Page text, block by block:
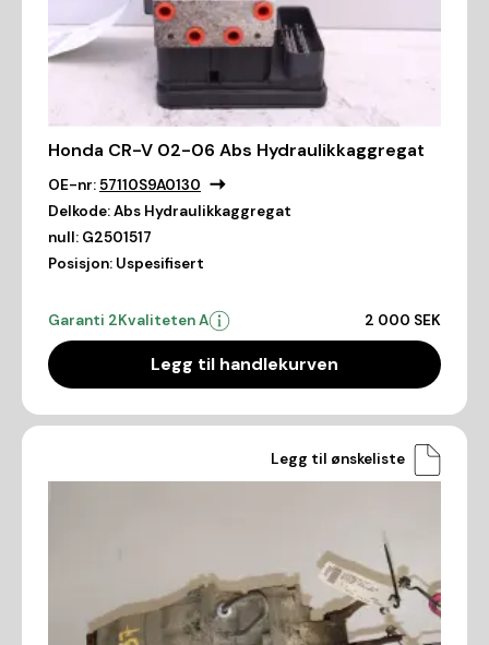
Honda CR-V 02-06 Abs Hydraulikkaggregat
OE-nr:57110S9A0130
Delkode:Abs Hydraulikkaggregat
null: G2501517
Posisjon: Uspesifisert
Garanti 2Kvaliteten A 2 000 SEK
Legg til handlekurven
Legg til ønskeliste